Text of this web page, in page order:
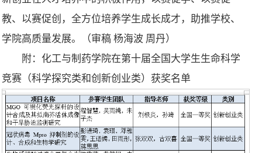
教、以赛促创，全方位培养学生成长成才，助推学校、
学院高质量发展。（审稿 杨海波 周丹）
附：化工与制药学院在第十届全国大学生生命科学
竞赛（科学探究类和创新创业类）获奖名单